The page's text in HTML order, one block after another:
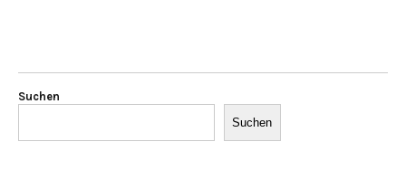
Suchen
Suchen